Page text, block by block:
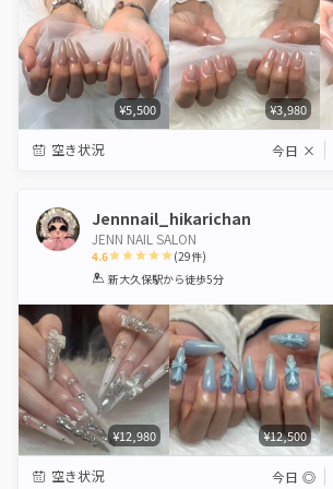
¥5,500 ¥3,980
空き状況 今日 ×
Jennnail_hikarichan
JENN NAIL SALON
4.6
1 2 3 4 5
(29件)
新大久保駅から徒歩5分
¥12,980 ¥12,500
空き状況 今日 ◎